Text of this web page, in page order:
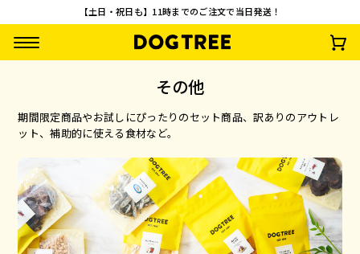
【土日・祝日も】11時までのご注文で当日発送！
【先着100名様限
定】やわらか乳酸菌
スティック3種セッ
ト 無料プレゼント
(税込)
【お一人様1回限
り・送料無料】おや
つお試し10点セッ
2,500 (税込)
うまうまスティック
鶏・さつまいも
935 (税込)
さつまいもワッフ
792 (税込)
その他
期間限定商品やお試しにぴったりのセット商品、訳ありのアウトレ
ット、補助的に使える食材など。